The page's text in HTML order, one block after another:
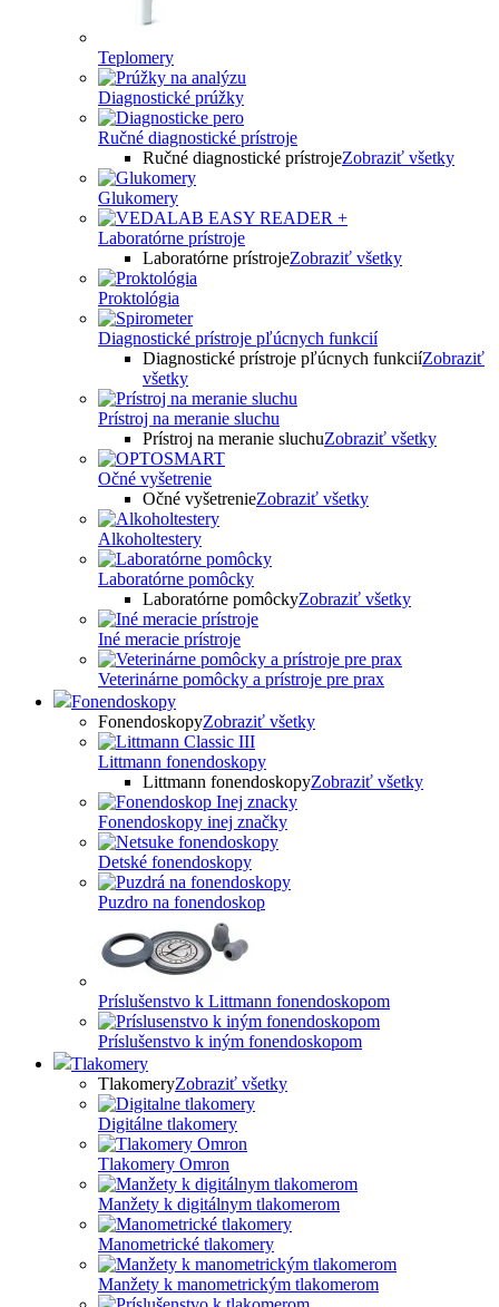
Teplomery
Diagnostické prúžky
Ručné diagnostické prístroje
Ručné diagnostické prístrojeZobraziť všetky
Glukomery
Laboratórne prístroje
Laboratórne prístrojeZobraziť všetky
Proktológia
Diagnostické prístroje pľúcnych funkcií
Diagnostické prístroje pľúcnych funkciíZobraziť
všetky
Prístroj na meranie sluchu
Prístroj na meranie sluchuZobraziť všetky
Očné vyšetrenie
Očné vyšetrenieZobraziť všetky
Alkoholtestery
Laboratórne pomôcky
Laboratórne pomôckyZobraziť všetky
Iné meracie prístroje
Veterinárne pomôcky a prístroje pre prax
Fonendoskopy
FonendoskopyZobraziť všetky
Littmann fonendoskopy
Littmann fonendoskopyZobraziť všetky
Fonendoskopy inej značky
Detské fonendoskopy
Puzdro na fonendoskop
Príslušenstvo k Littmann fonendoskopom
Príslušenstvo k iným fonendoskopom
Tlakomery
TlakomeryZobraziť všetky
Digitálne tlakomery
Tlakomery Omron
Manžety k digitálnym tlakomerom
Manometrické tlakomery
Manžety k manometrickým tlakomerom